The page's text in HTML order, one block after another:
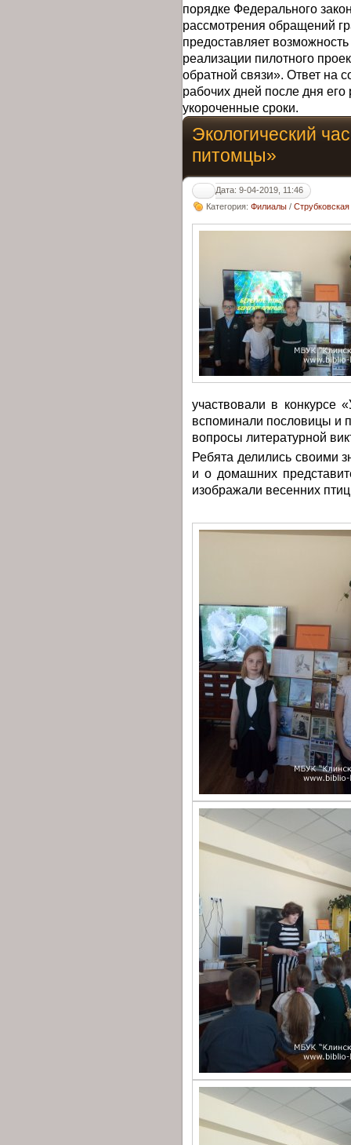
порядке Федерального
рассмотрения обращений
предоставляет
реализации пилотного
обратной связи». Ответ на
рабочих дней после дня
укороченные сроки.
Экологический
питомцы»
Дата: 9-04-2019, 11:46
Категория: Филиалы /
участвовали в конкурсе
вспоминали пословицы и
вопросы литературной
Ребята делились своими
и о домашних
изображали весенних